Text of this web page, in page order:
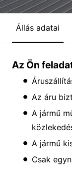
Állás adatai
Az Ön
Az áru
A jármű
A jármű
Csak